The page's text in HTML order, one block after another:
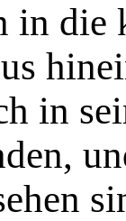
in die
in